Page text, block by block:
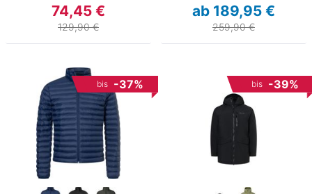
74,45 €
129,90 €
ab 189,95 €
259,90 €
bis -37% bis -39%